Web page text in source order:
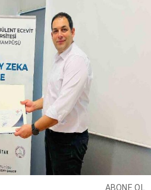
WhatsApp İhbar Hattı
Facebook
Instagram
Youtube
ABONE OL